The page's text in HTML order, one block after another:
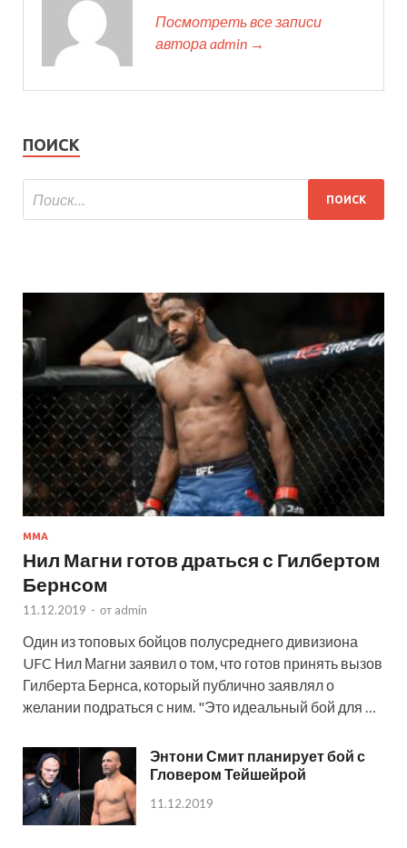
Посмотреть все записи
автора admin →
ПОИСК
MMA
Нил Магни готов драться с Гилбертом
Бернсом
11.12.2019 - от admin
Один из топовых бойцов полусреднего дивизиона
UFC Нил Магни заявил о том, что готов принять вызов
Гилберта Бернса, который публично заявлял о
желании подраться с ним. "Это идеальный бой для …
Энтони Смит планирует бой с
Гловером Тейшейрой
11.12.2019